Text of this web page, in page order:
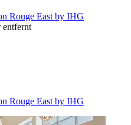
Rouge East by IHG
Rouge East by IHG